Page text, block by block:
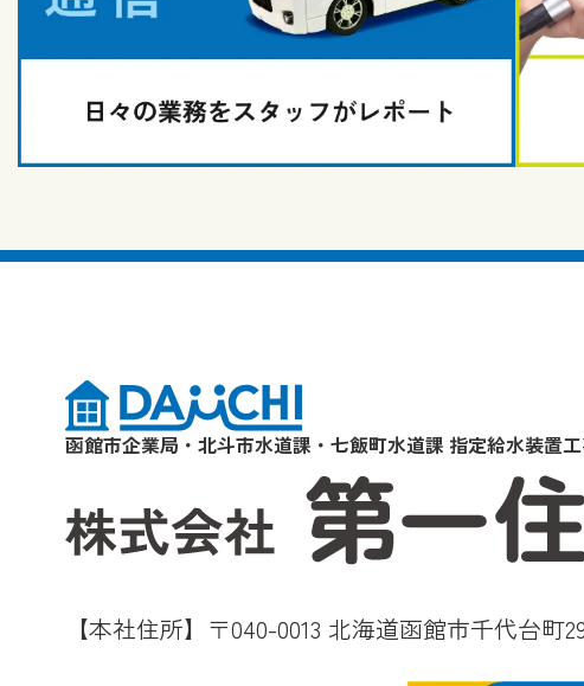
函館市企業局・北斗市水道課・七飯町水道課 指定給水装置
【本社住所】〒040-0013 北海道函館市千代台町